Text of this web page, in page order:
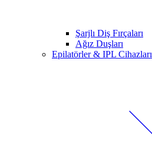
Şarjlı Diş Fırçaları
Ağız Duşları
Epilatörler & IPL Cihazları